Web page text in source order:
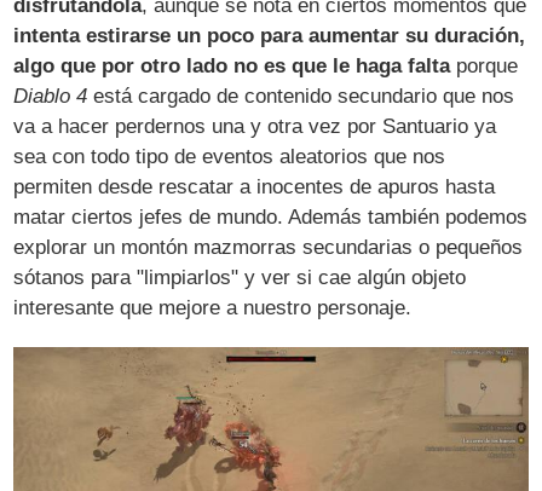
disfrutándola, aunque se nota en ciertos momentos que
intenta estirarse un poco para aumentar su duración,
algo que por otro lado no es que le haga faltaporque
Diablo 4 está cargado de contenido secundario que nos
va a hacer perdernos una y otra vez por Santuario ya
sea con todo tipo de eventos aleatorios que nos
permiten desde rescatar a inocentes de apuros hasta
matar ciertos jefes de mundo. Además también podemos
explorar un montón mazmorras secundarias o pequeños
sótanos para "limpiarlos" y ver si cae algún objeto
interesante que mejore a nuestro personaje.